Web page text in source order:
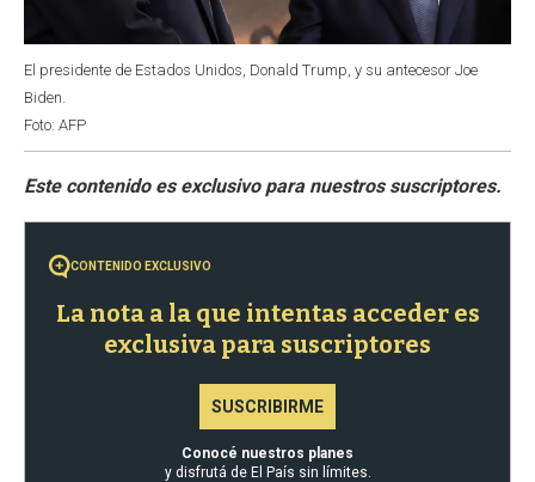
El presidente de Estados Unidos, Donald Trump, y su antecesor Joe
Biden.
Foto: AFP
CONTENIDO EXCLUSIVO
La nota a la que intentas acceder es
exclusiva para suscriptores
SUSCRIBIRME
Conocé nuestros planes
y disfrutá de El País sin límites.